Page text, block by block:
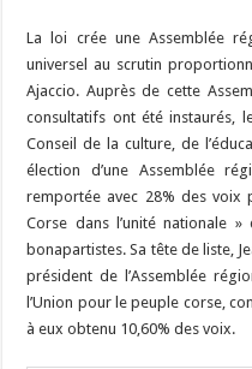
La loi crée une Assemblée
universel au scrutin
Ajaccio. Auprès de cette
consultatifs ont été instaurés,
Conseil de la culture, de
élection d’une Assemblée
remportée avec 28% des voix
Corse dans l’unité nationale
bonapartistes. Sa tête de liste,
président de l’Assemblée
l’Union pour le peuple corse,
à eux obtenu 10,60% des voix.